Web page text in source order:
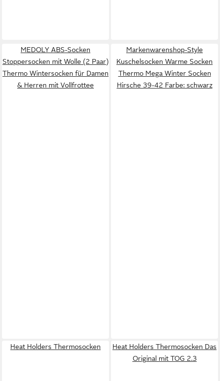
MEDOLY ABS-Socken
Stoppersocken mit Wolle (2 Paar)
Thermo Wintersocken für Damen
& Herren mit Vollfrottee
Markenwarenshop-Style
Kuschelsocken Warme Socken
Thermo Mega Winter Socken
Hirsche 39-42 Farbe: schwarz
Heat Holders Thermosocken
Heat Holders Thermosocken Das
Original mit TOG 2.3